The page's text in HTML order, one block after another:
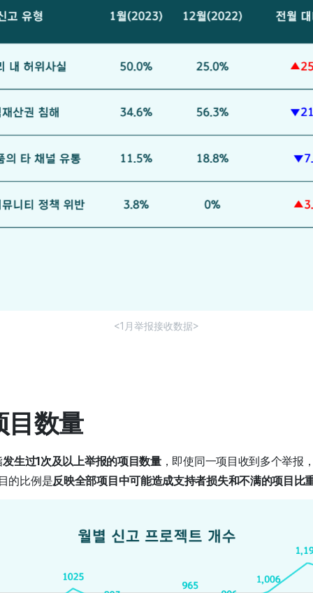
<1月举报接收数据>
目数量
发生过1次及以上举报的项目数量，即使同一项目收到多个举报
的比例是反映全部项目中可能造成支持者损失和不满的项目比